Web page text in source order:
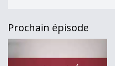
Prochain épisode
Diversité du 20.11.15